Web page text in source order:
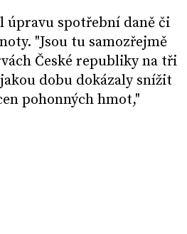
spotřební daně či
"Jsou tu samozřejmě
České republiky na tři
dobu dokázaly snížit
pohonných hmot,"